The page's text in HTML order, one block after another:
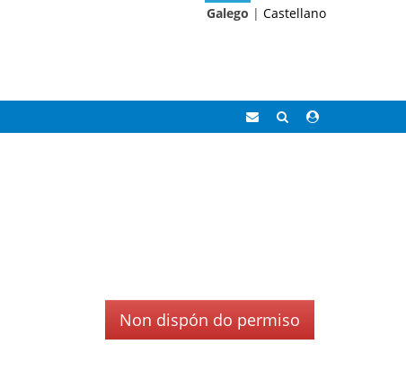
Galego | Castellano
Correo
Eidolocal
BuscarAcceso
área
Non dispón do permiso